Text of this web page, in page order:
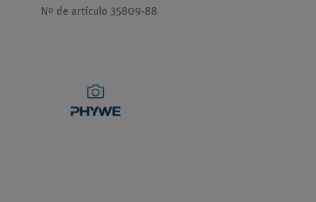
Nº de artículo 35809-88